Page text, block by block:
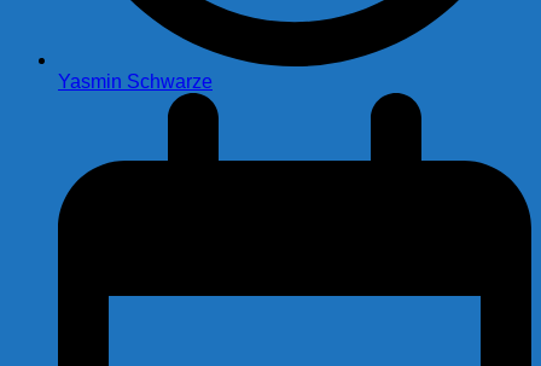
Yasmin Schwarze